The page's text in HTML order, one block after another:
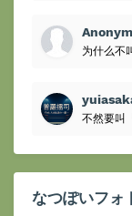
为什么不
不然要叫
なつぽいフ